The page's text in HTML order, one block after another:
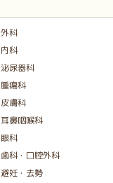
外科
内科
泌尿器科
腫瘍科
皮膚科
耳鼻咽喉科
眼科
歯科・口腔外科
避妊・去勢